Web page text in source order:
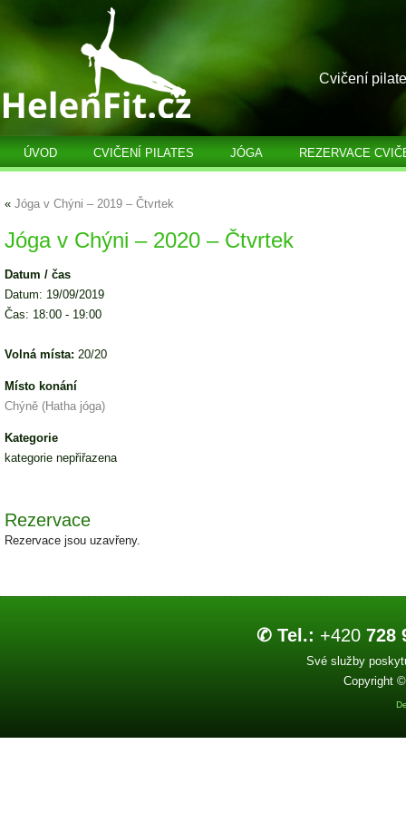
Cvičení
ÚVOD CVIČENÍ PILATES JÓGA REZERVACE
« Jóga v Chýni – 2019 – Čtvrtek
Jóga v Chýni – 2020 – Čtvrtek
Datum / čas
Datum: 19/09/2019
Čas: 18:00 - 19:00
Volná místa: 20/20
Místo konání
Chýně (Hatha jóga)
Kategorie
kategorie nepřiřazena
Rezervace
Rezervace jsou uzavřeny.
✆ Tel.: +420 728
Své služby
Copyright